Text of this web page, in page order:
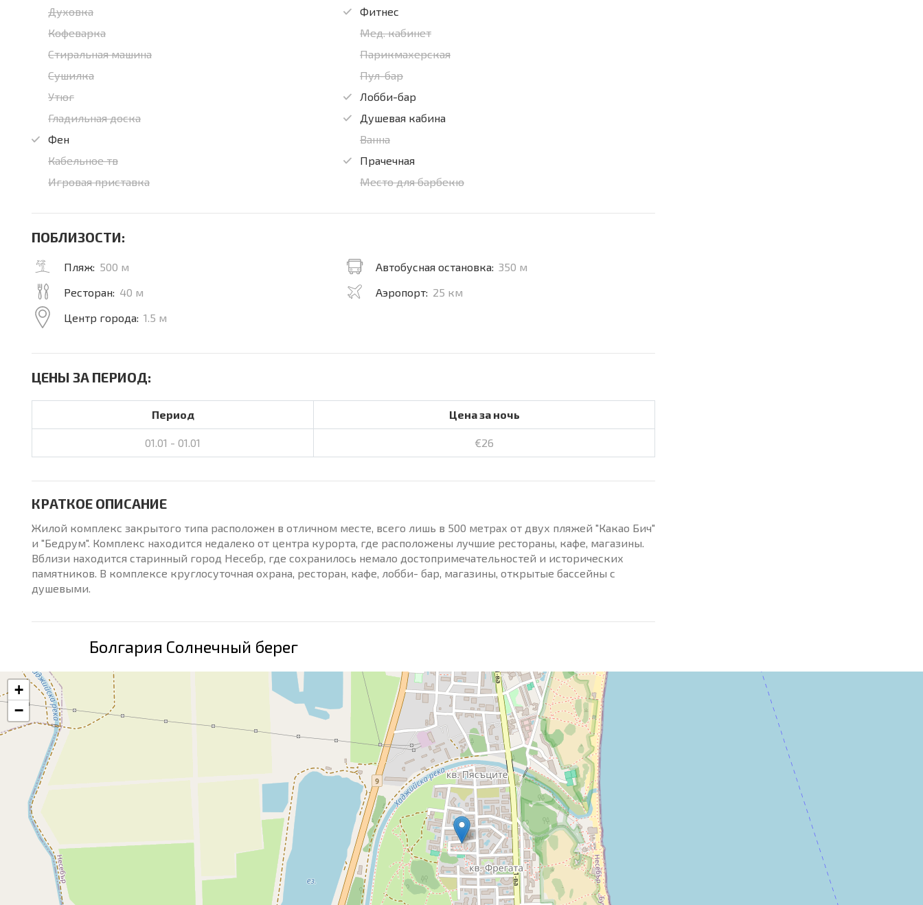
Духовка
Кофеварка
Стиральная машина
Сушилка
Утюг
Гладильная доска
Фен
Кабельное тв
Игровая приставка
Фитнес
Мед. кабинет
Парикмахерская
Пул-бар
Лобби-бар
Душевая кабина
Ванна
Прачечная
Место для барбекю
ПОБЛИЗОСТИ:
Пляж: 500 м
Ресторан: 40 м
Центр города: 1.5 м
Автобусная остановка: 350 м
Аэропорт: 25 км
ЦЕНЫ ЗА ПЕРИОД:
Период Цена за ночь
01.01 - 01.01 €26
КРАТКОЕ ОПИСАНИЕ
Жилой комплекс закрытого типа расположен в отличном месте, всего лишь в 500 метрах от двух пляжей "Какао Бич"
и "Бедрум". Комплекс находится недалеко от центра курорта, где расположены лучшие рестораны, кафе, магазины.
Вблизи находится старинный город Несебр, где сохранилось немало достопримечательностей и исторических
памятников. В комплексе круглосуточная охрана, ресторан, кафе, лобби- бар, магазины, открытые бассейны с
душевыми.
Болгария Солнечный берег
+
−